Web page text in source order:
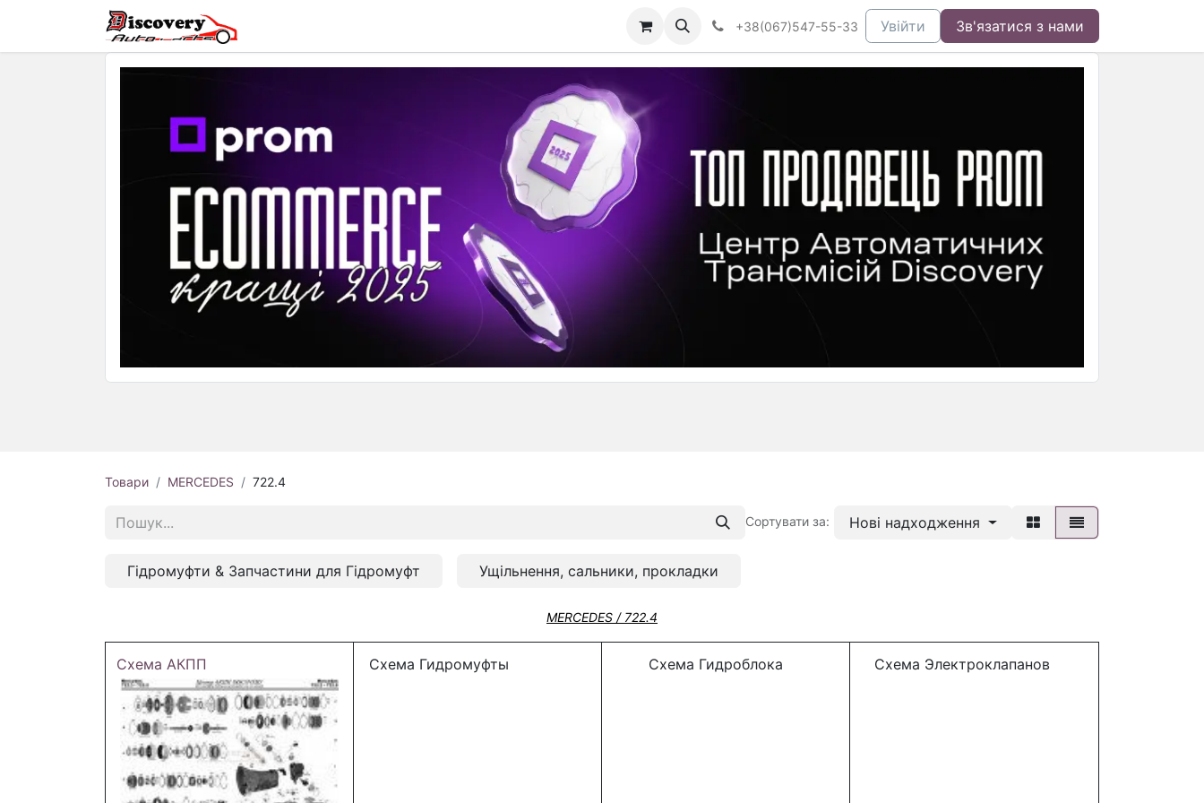
+38(067)547-55-33 Увійти Зв'язатися з нами
Товари MERCEDES 722.4
Сортувати за: Нові надходження
Гідромуфти & Запчастини для Гідромуфт Ущільнення, сальники, прокладки
MERCEDES / 722.4
Схема АКПП Схема Гидромуфты Схема Гидроблока Схема Электроклапанов